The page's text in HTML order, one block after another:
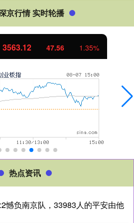
京行情 实时轮播
3563.12 47.56 1.35%
热点资讯
憾负南京队，33983人的平安由他